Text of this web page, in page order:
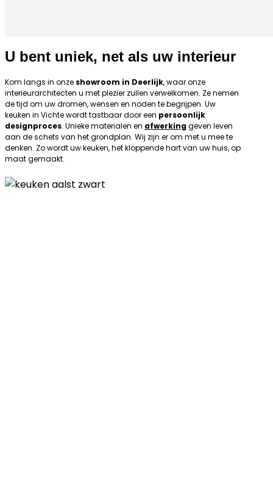
U bent uniek, net als uw interieur
Kom langs in onze showroom in Deerlijk, waar onze
interieurarchitecten u met plezier zullen verwelkomen. Ze nemen
de tijd om uw dromen, wensen en noden te begrijpen. Uw
keuken in Vichte wordt tastbaar door een persoonlijk
designproces. Unieke materialen en afwerkinggeven leven
aan de schets van het grondplan. Wij zijn er om met u mee te
denken. Zo wordt uw keuken, het kloppende hart van uw huis, op
maat gemaakt.